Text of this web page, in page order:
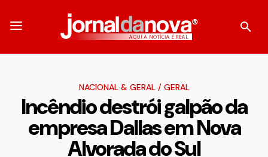
NACIONAL & GERAL/ GERAL
Incêndio destrói galpão da
empresa Dallas em Nova
Alvorada do Sul